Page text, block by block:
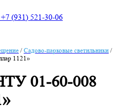
+7 (931) 521-30-06
/ Садово-парковые светильники /
1121»
01-60-008